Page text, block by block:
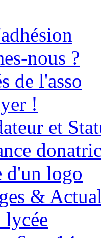
nous ?
de l'asso
!
et
d'un logo
&
lycée